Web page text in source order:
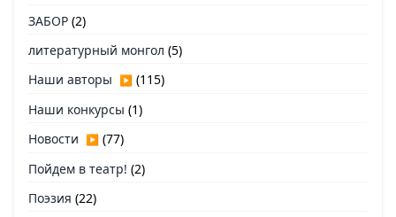
ЗАБОР (2)
литературный монгол (5)
Наши авторы ▶ (115)
Наши конкурсы (1)
Новости ▶ (77)
Пойдем в театр! (2)
Поэзия (22)